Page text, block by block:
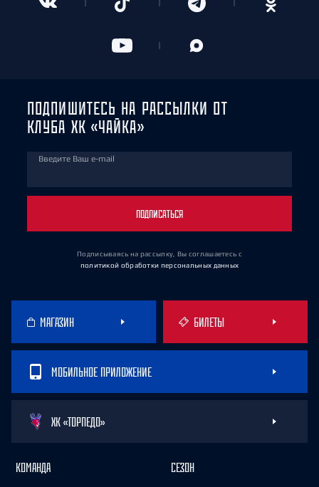
ПОДПИШИТЕСЬ НА РАССЫЛКИ ОТ
КЛУБА ХК «ЧАЙКА»
Введите Ваш e-mail
ПОДПИСАТЬСЯ
Подписываясь на рассылку, Вы соглашаетесь с
политикой обработки персональных данных
МАГАЗИН БИЛЕТЫ
МОБИЛЬНОЕ ПРИЛОЖЕНИЕ
ХК «ТОРПЕДО»
КОМАНДА СЕЗОН